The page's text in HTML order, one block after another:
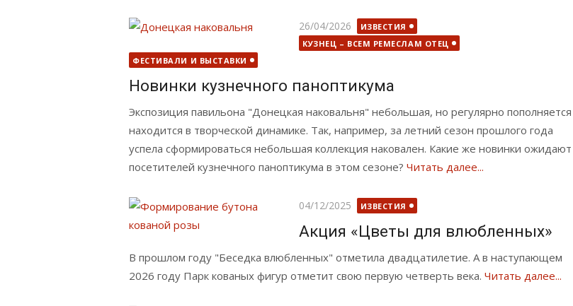
Опубликовано
26/04/2026
ИЗВЕСТИЯ
КУЗНЕЦ – ВСЕМ РЕМЕСЛАМ ОТЕЦ
ФЕСТИВАЛИ И ВЫСТАВКИ
Новинки кузнечного паноптикума
Экспозиция павильона "Донецкая наковальня" небольшая, но регулярно
находится в творческой динамике. Так, например, за летний сезон прошлого года
успела сформироваться небольшая коллекция наковален. Какие же новинки ожидают
посетителей кузнечного паноптикума в этом сезоне? Читать далее...
Опубликовано
04/12/2025 ИЗВЕСТИЯ
Акция «Цветы для влюбленных»
В прошлом году "Беседка влюбленных" отметила двадцатилетие. А в наступающем
2026 году Парк кованых фигур отметит свою первую четверть века. Читать далее...